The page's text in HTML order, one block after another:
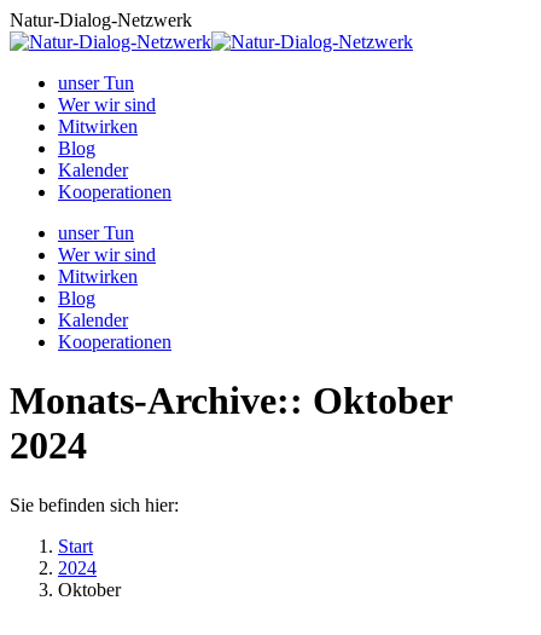
Zum
Inhalt
Natur-Dialog-Netzwerk
unser Tun
Wer wir sind
Mitwirken
Blog
Kalender
Kooperationen
unser Tun
Wer wir sind
Mitwirken
Blog
Kalender
Kooperationen
Monats-Archive:: Oktober
2024
Sie befinden sich hier:
Start
2024
Oktober